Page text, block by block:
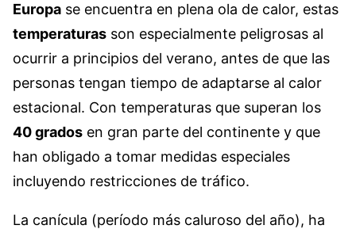
Europa se encuentra en plena ola de calor, estas
temperaturas son especialmente peligrosas al
ocurrir a principios del verano, antes de que las
personas tengan tiempo de adaptarse al calor
estacional. Con temperaturas que superan los
40 grados en gran parte del continente y que
han obligado a tomar medidas especiales
incluyendo restricciones de tráfico.
La canícula (período más caluroso del año), ha